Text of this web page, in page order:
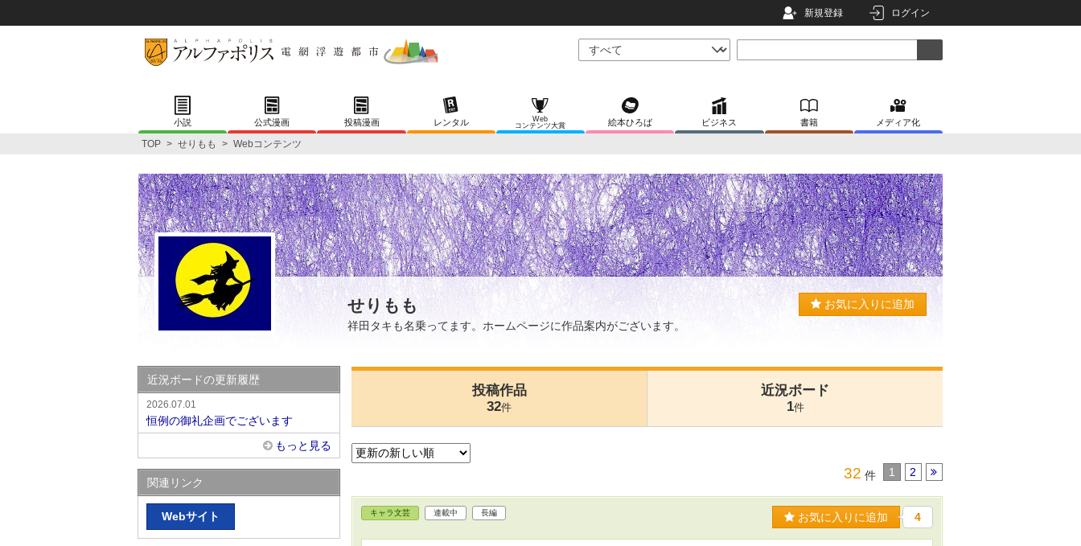
新規登録 ログイン
小説 公式漫画 投稿漫画 レンタル
Web
コンテンツ大賞
絵本ひろば ビジネス 書籍 メディア化
TOP > せりもも > Webコンテンツ
せりもも
祥田タキも名乗ってます。ホームページに作品案内がございます。
お気に入りに追加
投稿作品
32件
近況ボード
1件
32 件 1 2
キャラ文芸 連載中 長編 お気に入りに追加 4
近況ボードの更新履歴
2026.07.01
恒例の御礼企画でございます
もっと見る
関連リンク
Webサイト